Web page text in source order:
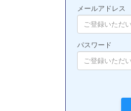
メールアドレス
パスワード